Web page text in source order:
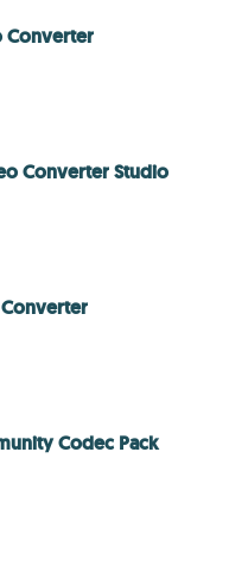
Converter
Converter Studio
Codec Pack